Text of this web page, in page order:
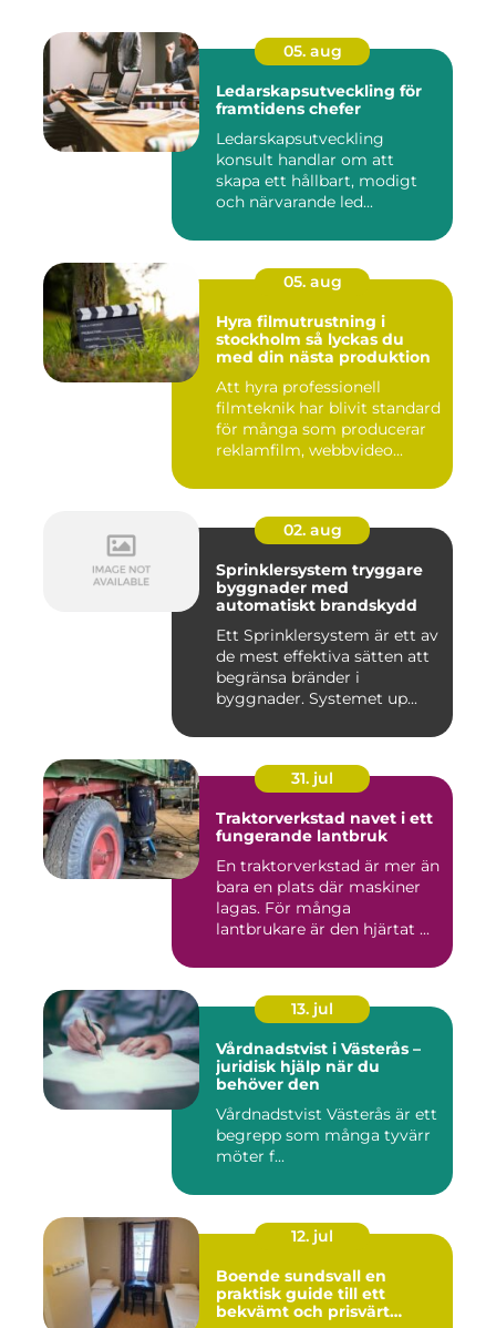
05. aug
Ledarskapsutveckling för
framtidens chefer
Ledarskapsutveckling
konsult handlar om att
skapa ett hållbart, modigt
och närvarande led...
05. aug
Hyra filmutrustning i
stockholm så lyckas du
med din nästa produktion
Att hyra professionell
filmteknik har blivit standard
för många som producerar
reklamfilm, webbvideo...
02. aug
Sprinklersystem tryggare
byggnader med
automatiskt brandskydd
Ett Sprinklersystem är ett av
de mest effektiva sätten att
begränsa bränder i
byggnader. Systemet up...
31. jul
Traktorverkstad navet i ett
fungerande lantbruk
En traktorverkstad är mer än
bara en plats där maskiner
lagas. För många
lantbrukare är den hjärtat ...
13. jul
Vårdnadstvist i Västerås –
juridisk hjälp när du
behöver den
Vårdnadstvist Västerås är ett
begrepp som många tyvärr
möter f...
12. jul
Boende sundsvall en
praktisk guide till ett
bekvämt och prisvärt